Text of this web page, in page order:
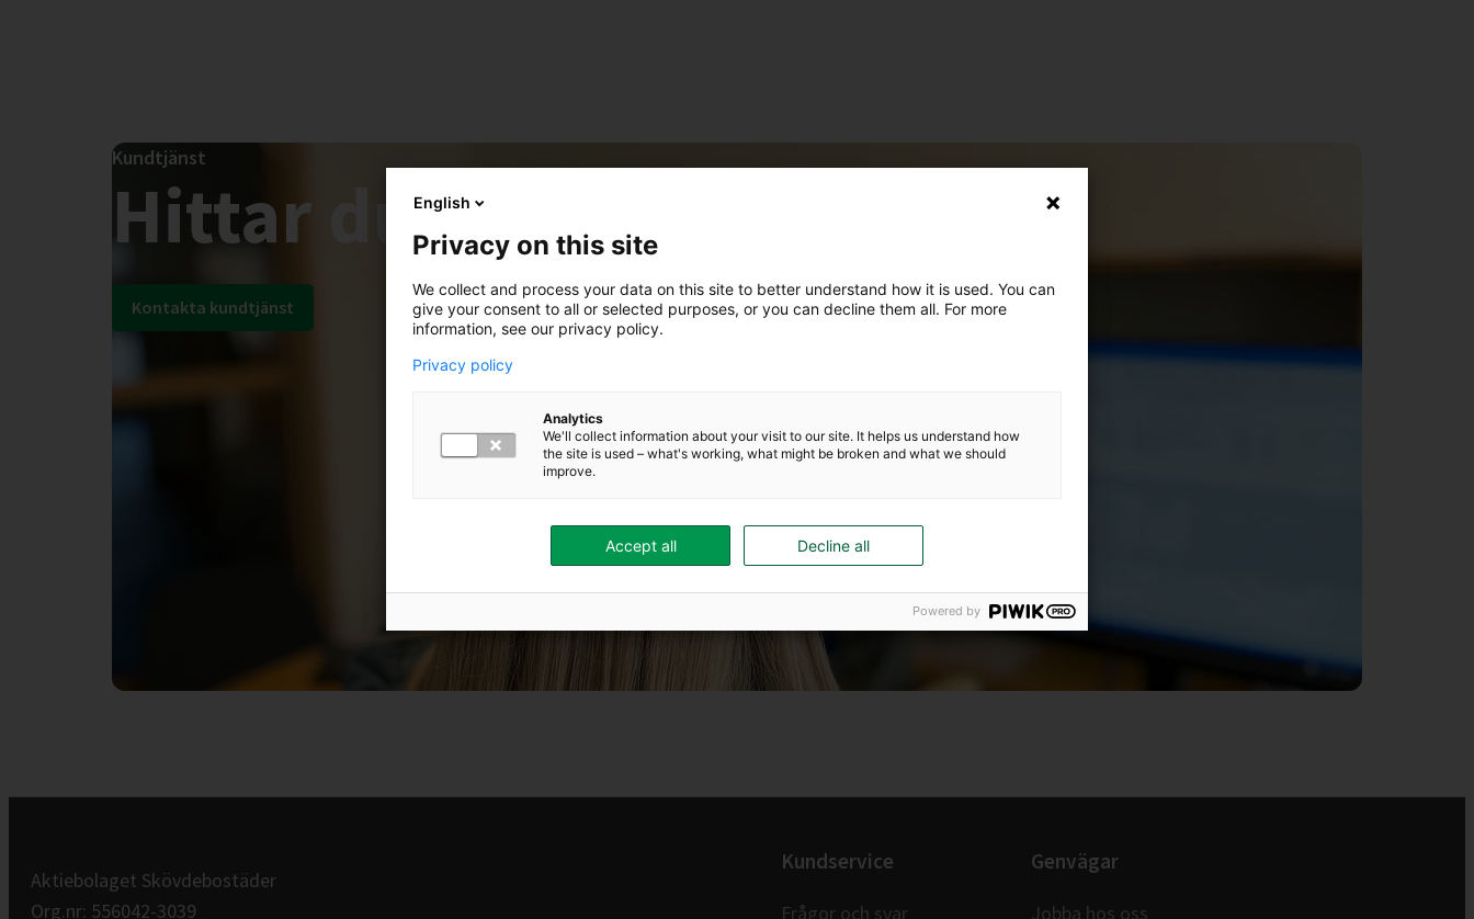
Kundtjänst
Hittar du inte svaret?
Kontakta kundtjänst
Aktiebolaget Skövdebostäder
Org.nr: 556042-3039
Kundservice
Frågor och svar
Genvägar
Jobba hos oss
English
Privacy on this site
We collect and process your data on this site to better understand how it is used. You can
give your consent to all or selected purposes, or you can decline them all. For more
information, see our privacy policy.
Privacy policy
Analytics
We'll collect information about your visit to our site. It helps us understand how
the site is used – what's working, what might be broken and what we should
improve.
Accept all Decline all
Powered by